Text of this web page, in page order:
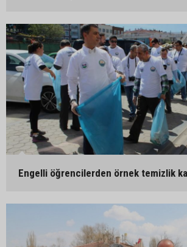
Engelli öğrencilerden örnek temizlik